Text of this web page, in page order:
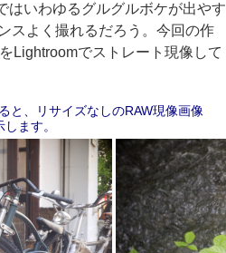
はいわゆるグルグルボケが出やす
スよく撮れるだろう。今回の作
Lightroomでストレート現像して
と、リサイズなしのRAW現像画像
ます。